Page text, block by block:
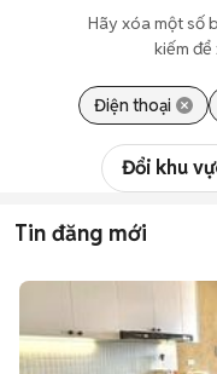
Hãy xóa một số
kiếm để
Điện thoại
Đổi khu
Tin đăng mới